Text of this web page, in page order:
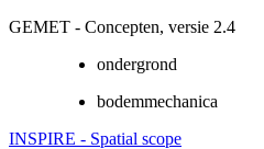
GEMET - Concepten, versie 2.4
ondergrond
bodemmechanica
INSPIRE - Spatial scope